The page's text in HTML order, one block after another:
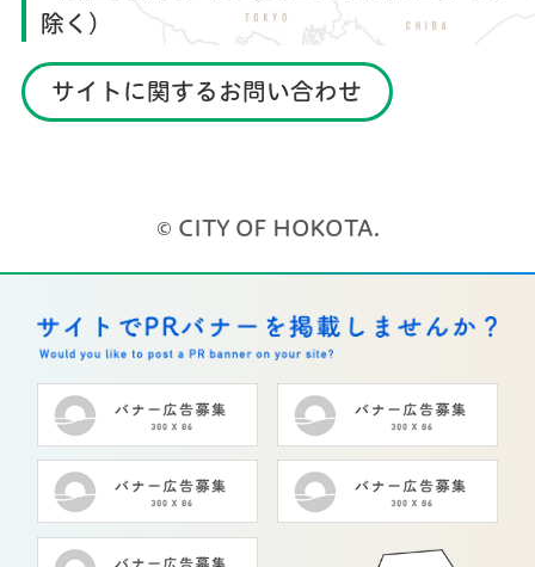
除く）
サイトに関するお問い合わせ
© CITY OF HOKOTA.